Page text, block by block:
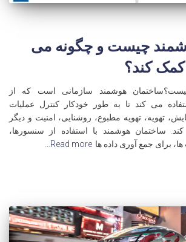
چیست و چگونه می
کمک کند؟
هوشمند سازمانی است که از
می کند تا به طور خودکار کنترل عملیات
تهویه، تهویه مطبوع، روشنایی، امنیت و دیگر
ساختمان هوشمند با استفاده از سنسورها،
برای جمع آوری داده ها Read more…